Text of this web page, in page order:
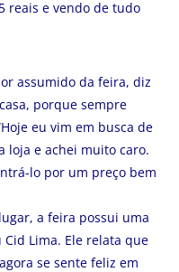
reais e vendo de tudo
assumido da feira, diz
porque sempre
eu vim em busca de
loja e achei muito caro.
lo por um preço bem
a feira possui uma
Lima. Ele relata que
se sente feliz em